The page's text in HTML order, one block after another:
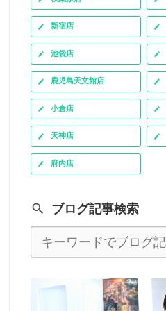
新宿店
池袋店
鹿児島天文館店
小倉店
天神店
府内店
ブログ記事検索